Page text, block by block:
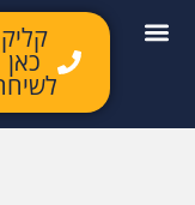
קליק
כאן